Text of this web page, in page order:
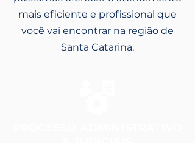
mais eficiente e profissional que
você vai encontrar na região de
Santa Catarina.